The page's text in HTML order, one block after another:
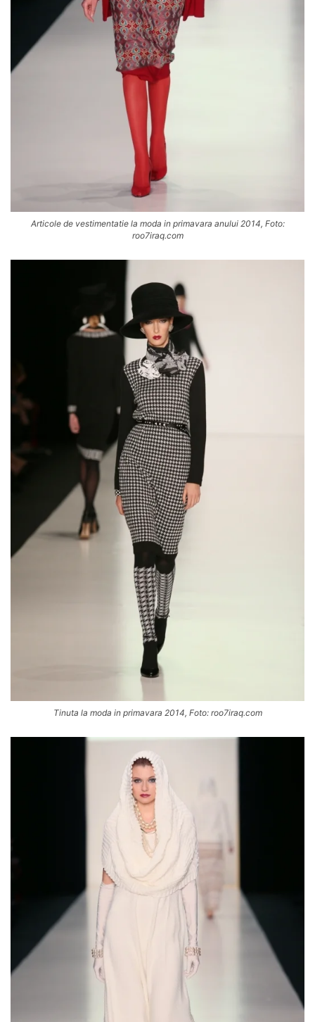
Articole de vestimentatie la moda in primavara anului 2014, Foto:
roo7iraq.com
Tinuta la moda in primavara 2014, Foto: roo7iraq.com